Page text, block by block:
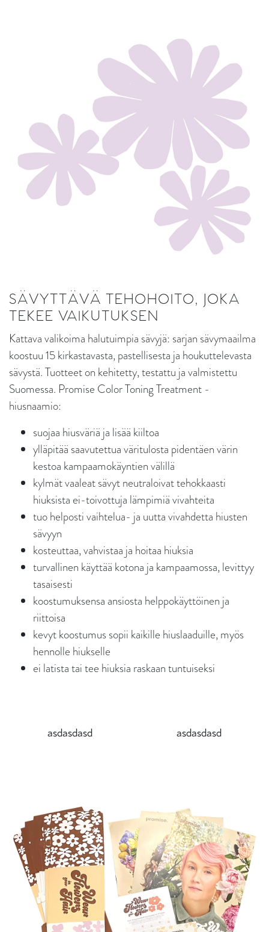
SÄVYTTÄVÄ TEHOHOITO, JOKA
TEKEE VAIKUTUKSEN
Kattava valikoima halutuimpia sävyjä: sarjan sävymaailma
koostuu 15 kirkastavasta, pastellisesta ja houkuttelevasta
sävystä. Tuotteet on kehitetty, testattu ja valmistettu
Suomessa. Promise Color Toning Treatment -
hiusnaamio:
suojaa hiusväriä ja lisää kiiltoa
ylläpitää saavutettua väritulosta pidentäen värin
kestoa kampaamokäyntien välillä
kylmät vaaleat sävyt neutraloivat tehokkaasti
hiuksista ei-toivottuja lämpimiä vivahteita
tuo helposti vaihtelua- ja uutta vivahdetta hiusten
sävyyn
kosteuttaa, vahvistaa ja hoitaa hiuksia
turvallinen käyttää kotona ja kampaamossa, levittyy
tasaisesti
koostumuksensa ansiosta helppokäyttöinen ja
riittoisa
kevyt koostumus sopii kaikille hiuslaaduille, myös
hennolle hiukselle
ei latista tai tee hiuksia raskaan tuntuiseksi
asdasdasd asdasdasd